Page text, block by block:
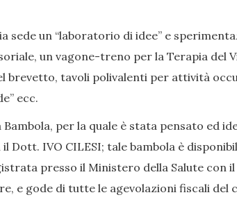
sede un “laboratorio di idee” e
un vagone-treno per la Terapia del
brevetto, tavoli polivalenti per attività
ecc.
per la quale è stata pensato ed
IVO CILESI; tale bambola è
presso il Ministero della Salute con
e gode di tutte le agevolazioni fiscali del